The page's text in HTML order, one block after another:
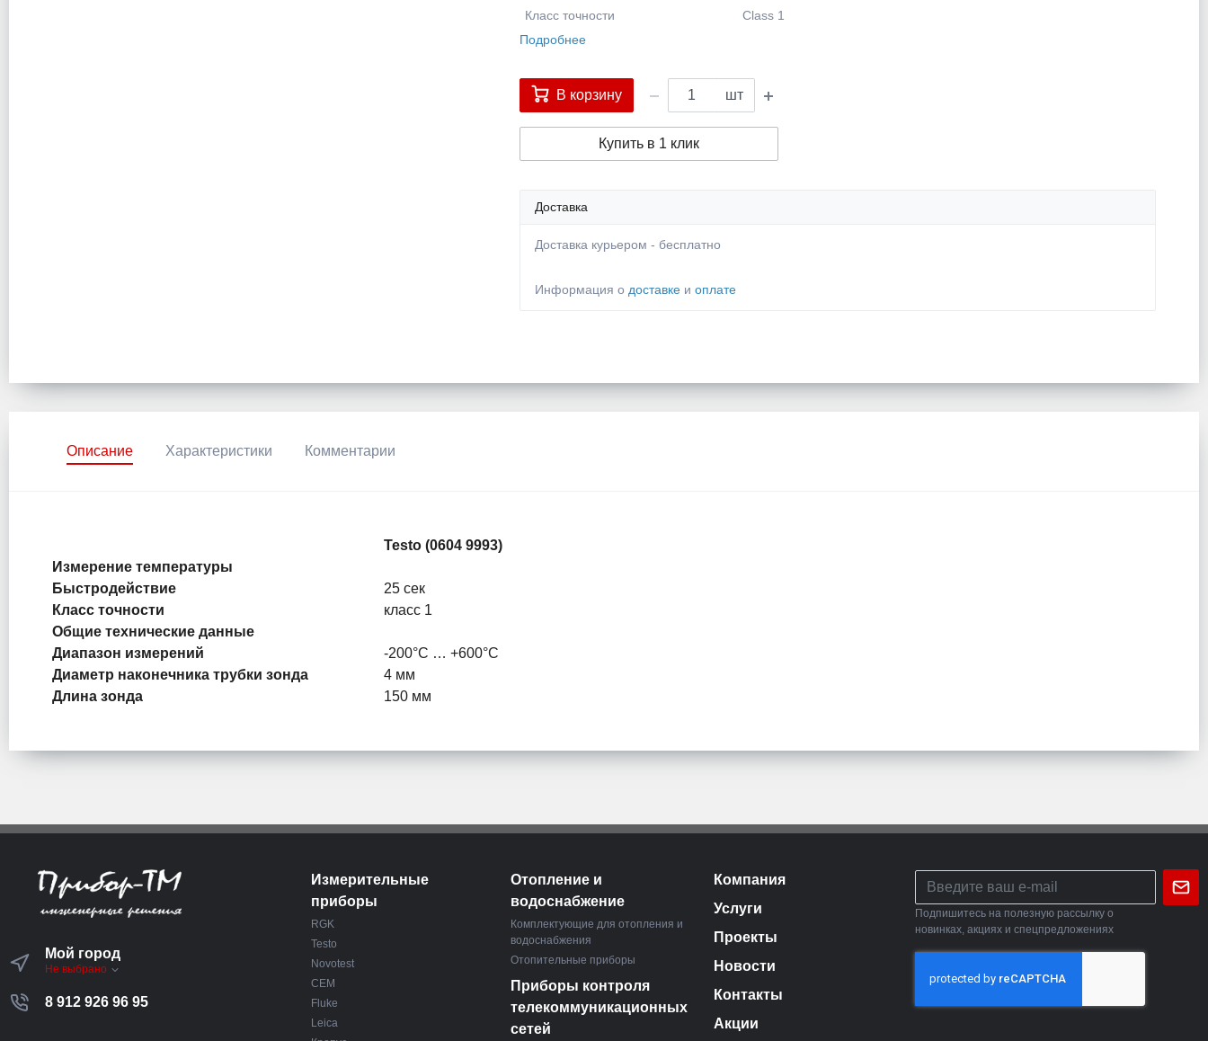
Класс точности
Class 1
Подробнее
В корзину шт
Купить в 1 клик
Доставка
Доставка курьером - бесплатно
Информация о доставке и оплате
Описание Характеристики Комментарии
Testo (0604 9993)
Измерение температуры
Быстродействие
25 сек
Класс точности
класс 1
Общие технические данные
Диапазон измерений
-200°C … +600°C
Диаметр наконечника трубки зонда
4 мм
Длина зонда
150 мм
Мой город
Не выбрано
8 912 926 96 95
Измерительные
приборы
RGK
Testo
Novotest
CEM
Fluke
Leica
Отопление и
водоснабжение
Комплектующие для отопления и
водоснабжения
Отопительные приборы
Приборы контроля
телекоммуникационных
сетей
Компания
Услуги
Проекты
Новости
Контакты
Акции
Подпишитесь на полезную рассылку о
новинках, акциях и спецпредложениях